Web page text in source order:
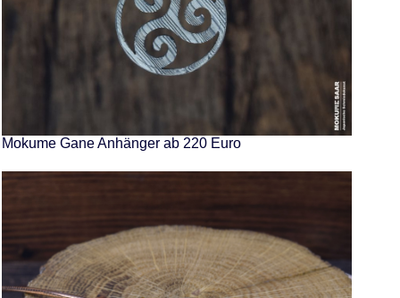
Mokume Gane Anhänger ab 220 Euro